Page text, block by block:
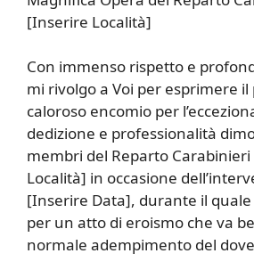
[Inserire Località]
Con immenso rispetto e
mi rivolgo a Voi per esprimere il
caloroso encomio per
dedizione e professionalità
membri del Reparto
Località] in occasione
[Inserire Data], durante il quale
per un atto di eroismo che va
normale adempimento del